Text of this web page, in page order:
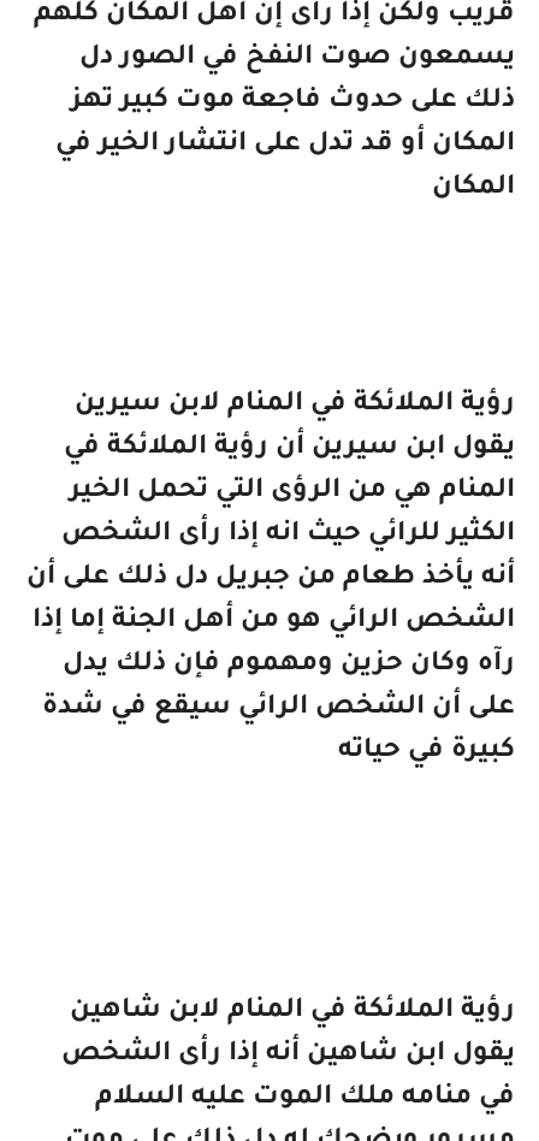
قريب ولكن إذا رأى إن أهل المكان كلهم
يسمعون صوت النفخ في الصور دل
ذلك على حدوث فاجعة موت كبير تهز
المكان أو قد تدل على انتشار الخير في
المكان
رؤية الملائكة في المنام لابن سيرين
يقول ابن سيرين أن رؤية الملائكة في
المنام هي من الرؤى التي تحمل الخير
الكثير للرائي حيث انه إذا رأى الشخص
أنه يأخذ طعام من جبريل دل ذلك على أن
الشخص الرائي هو من أهل الجنة إما إذا
رآه وكان حزين ومهموم فإن ذلك يدل
على أن الشخص الرائي سيقع في شدة
كبيرة في حياته
رؤية الملائكة في المنام لابن شاهين
يقول ابن شاهين أنه إذا رأى الشخص
في منامه ملك الموت عليه السلام